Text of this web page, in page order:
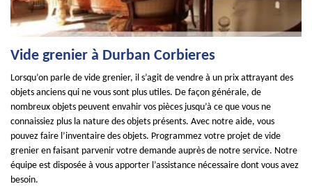
Vide grenier à Durban Corbieres
Lorsqu’on parle de vide grenier, il s’agit de vendre à un prix attrayant des
objets anciens qui ne vous sont plus utiles. De façon générale, de
nombreux objets peuvent envahir vos pièces jusqu’à ce que vous ne
connaissiez plus la nature des objets présents. Avec notre aide, vous
pouvez faire l’inventaire des objets. Programmez votre projet de vide
grenier en faisant parvenir votre demande auprès de notre service. Notre
équipe est disposée à vous apporter l’assistance nécessaire dont vous avez
besoin.